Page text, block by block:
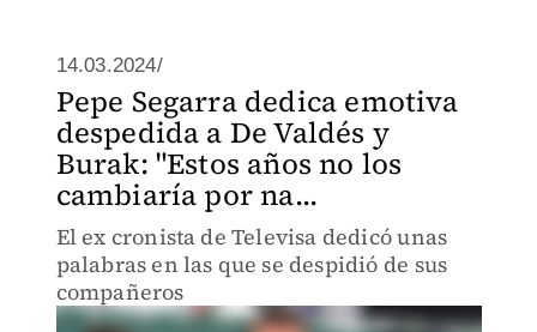
14.03.2024/
Pepe Segarra dedica emotiva
despedida a De Valdés y
Burak: "Estos años no los
cambiaría por na...
El ex cronista de Televisa dedicó unas
palabras en las que se despidió de sus
compañeros